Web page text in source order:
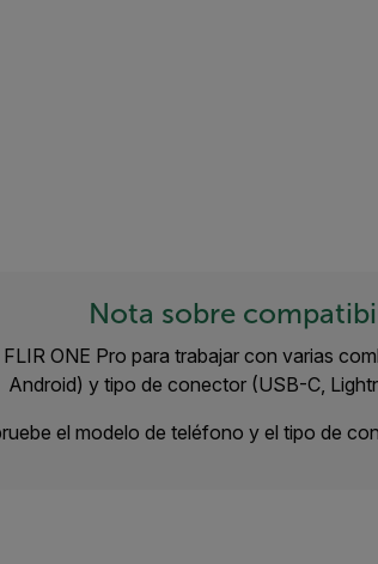
Nota sobre
ONE Pro para trabajar con varias
Android) y tipo de conector (USB-C,
el modelo de teléfono y el tipo de